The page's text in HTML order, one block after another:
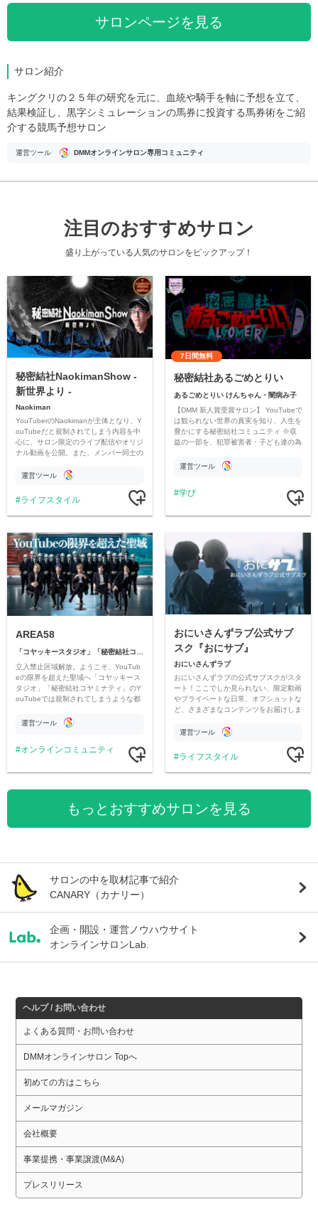
サロンページを見る
サロン紹介
キングクリの２５年の研究を元に、血統や騎手を軸に予想を立て、
結果検証し、黒字シミュレーションの馬券に投資する馬券術をご紹
介する競馬予想サロン
運営ツール DMMオンラインサロン専用コミュニティ
注目のおすすめサロン
盛り上がっている人気のサロンをピックアップ！
秘密結社NaokimanShow -
新世界より -
Naokiman
YouTuberのNaokimanが主体となり、Y
ouTubeだと規制されてしまう内容を中
心に、サロン限定のライブ配信やオリジ
ナル動画を公開。また、メンバー同士の
ただいています。
運営ツール
ライフスタイル
7日間無料
秘密結社あるごめとりい
あるごめとりい けんちゃん・闇病み子
【DMM 新人賞受賞サロン】 YouTubeで
は観られない世界の真実を知り、人生を
豊かにする秘密結社コミュニティ ※収
益の一部を、犯罪被害者・子ども達の為
す運営ツール
学び
AREA58
「コヤッキースタジオ」「秘密結社コヤミナティ」
立入禁止区域解放。ようこそ、YouTub
eの限界を超えた聖域へ「コヤッキース
タジオ」「秘密結社コヤミナティ」のY
ouTubeでは規制されてしまうような都
公開。
運営ツール
オンラインコミュニティ
おにいさんずラブ公式サブ
スク『おにサブ』
おにいさんずラブ
おにいさんずラブの公式サブスクがスタ
ート！ここでしか見られない、限定動画
やプライベートな日常、オフショットな
ど、さまざまなコンテンツをお届けしま
運営ツール
ライフスタイル
もっとおすすめサロンを見る
サロンの中を取材記事で紹介
CANARY（カナリー）
企画・開設・運営ノウハウサイト
オンラインサロンLab.
ヘルプ / お問い合わせ
よくある質問・お問い合わせ
DMMオンラインサロン Topへ
初めての方はこちら
メールマガジン
会社概要
事業提携・事業譲渡(M&A)
プレスリリース